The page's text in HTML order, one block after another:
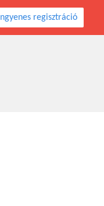
Ingyenes regisztráció